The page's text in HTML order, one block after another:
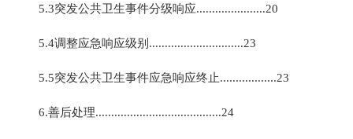
5.3突发公共卫生事件分级响应......................20
5.4调整应急响应级别..............................23
5.5突发公共卫生事件应急响应终止..................23
6.善后处理........................................24